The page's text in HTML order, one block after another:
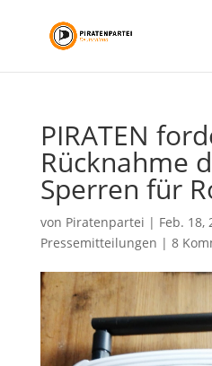
PIRATEN
Rücknahme
Sperren für
von Piratenpartei | Feb. 18,
Pressemitteilungen | 8